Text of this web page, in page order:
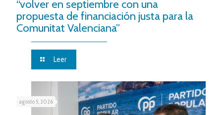
“volver en septiembre con una
propuesta de financiación justa para la
Comunitat Valenciana”
Leer
agosto 5, 2026